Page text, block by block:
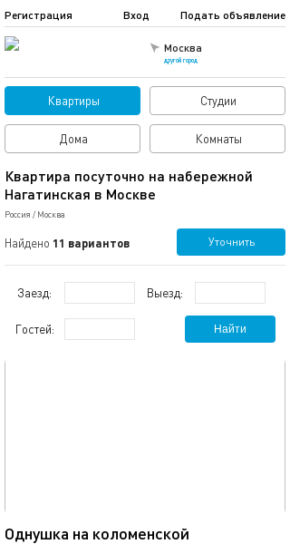
Москва
другой город
Подать объявление
Регистрация Вход
Квартиры Студии
Дома Комнаты
Квартира посуточно на набережной
Нагатинская в Москве
Россия / Москва
Найдено 11 вариантов Уточнить
Заезд: Выезд:
Гостей: Найти
Однушка на коломенской